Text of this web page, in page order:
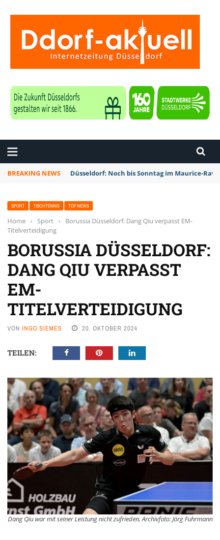
BREAKING NEWS Düsseldorf: Noch bis Sonntag im Maurice-
SPORT TISCHTENNIS TOP NEWS
Home › Sport ›
Borussia Düsseldorf: Dang Qiu verpasst EM-
Titelverteidigung
BORUSSIA DÜSSELDORF:
DANG QIU VERPASST
EM-
TITELVERTEIDIGUNG
VON INGO SIEMES 20. OKTOBER 2024
TEILEN:
Dang Qiu war mit seiner Leistung nicht zufrieden, Archivfoto: Jörg Fuhrmann